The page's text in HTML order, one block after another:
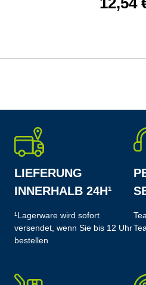
LIEFERUNG
INNERHALB 24H¹
¹Lagerware wird sofort
versendet, wenn Sie bis 12 Uhr
bestellen